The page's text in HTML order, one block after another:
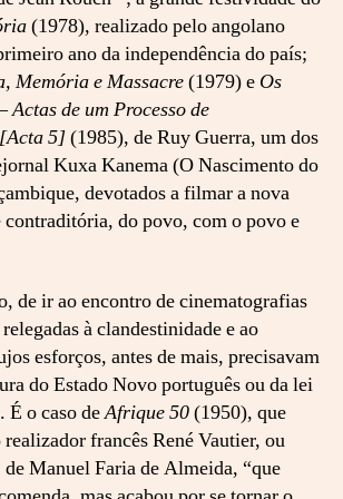
e
t
i
v
a
e
d
i
c
a
a
c
n
e
m
a
(1978), realizado pelo angolano
ano da independência do país;
Memória e Massacre(1979) e Os
Actas de um Processo de
5](1985), de Ruy Guerra, um dos
Kuxa Kanema (O Nascimento do
devotados a filmar a nova
do povo, com o povo e
de ir ao encontro de cinematografias
à clandestinidade e ao
esforços, antes de mais, precisavam
do Estado Novo português ou da lei
É o caso deAfrique 50(1950), que
francês René Vautier, ou
Manuel Faria de Almeida, “que